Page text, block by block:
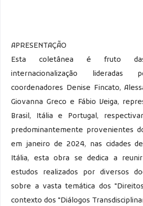
APRESENTAÇÃO
Esta coletânea é fruto
internacionalização lideradas
coordenadores Denise Fincato,
Giovanna Greco e Fábio Veiga,
Brasil, Itália e Portugal,
predominantemente provenientes
em janeiro de 2024, nas cidades
Itália, esta obra se dedica a
estudos realizados por diversos
sobre a vasta temática dos
contexto dos "Diálogos